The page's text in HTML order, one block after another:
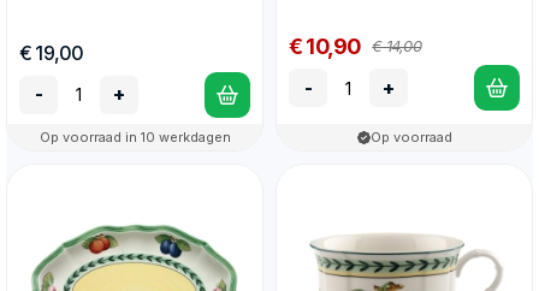
€ 19,00
-
+
Op voorraad in 10 werkdagen
€ 10,90 € 14,00
- +
Op voorraad